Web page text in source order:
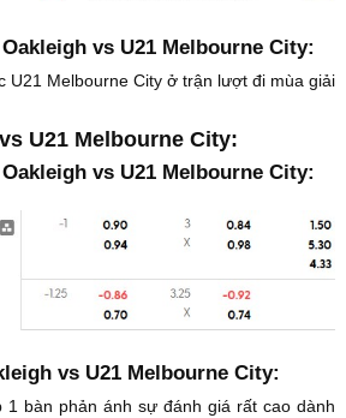
vs U21 Melbourne City:
U21 Melbourne City ở trận lượt đi mùa giải
U21 Melbourne City:
vs U21 Melbourne City:
vs U21 Melbourne City:
1 bàn phản ánh sự đánh giá rất cao dành